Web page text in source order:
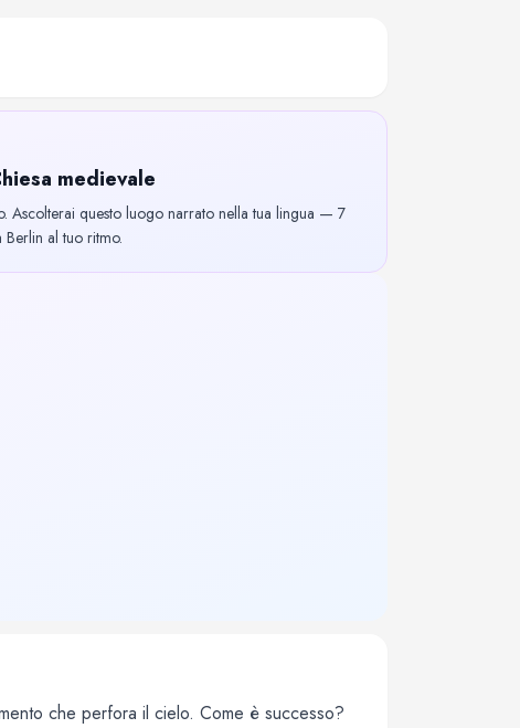
medievale
Ascolterai questo luogo narrato nella tua lingua — 7
al tuo ritmo.
che perfora il cielo. Come è successo?